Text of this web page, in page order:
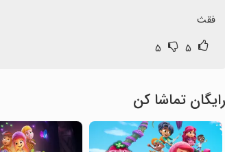
فقث
۵ ۵
رایگان تماشا کن